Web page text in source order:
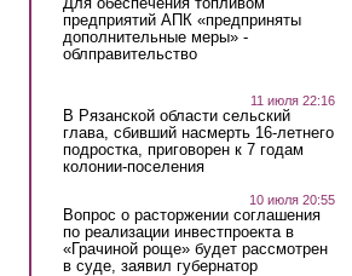
предприятий АПК «предприняты
дополнительные меры» -
облправительство
11 июля 22:16
В Рязанской области сельский
глава, сбивший насмерть 16-летнего
подростка, приговорен к 7 годам
колонии-поселения
10 июля 20:55
Вопрос о расторжении соглашения
по реализации инвестпроекта в
«Грачиной роще» будет рассмотрен
в суде, заявил губернатор